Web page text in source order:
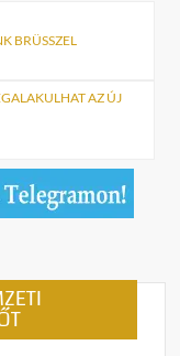
BRÜSSZEL
AZ ÚJ